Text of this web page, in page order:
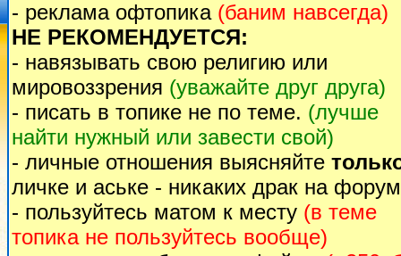
- реклама офтопика (баним навсегда)
НЕ РЕКОМЕНДУЕТСЯ:
- навязывать свою религию или
мировоззрения (уважайте друг друга)
- писать в топике не по теме. (лучше
найти нужный или завести свой)
- личные отношения выясняйте
личке и аське - никаких драк на
- пользуйтесь матом к месту (в теме
топика не пользуйтесь вообще)